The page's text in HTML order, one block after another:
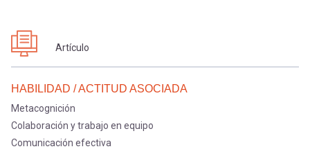
Artículo
HABILIDAD / ACTITUD ASOCIADA
Metacognición
Colaboración y trabajo en equipo
Comunicación efectiva